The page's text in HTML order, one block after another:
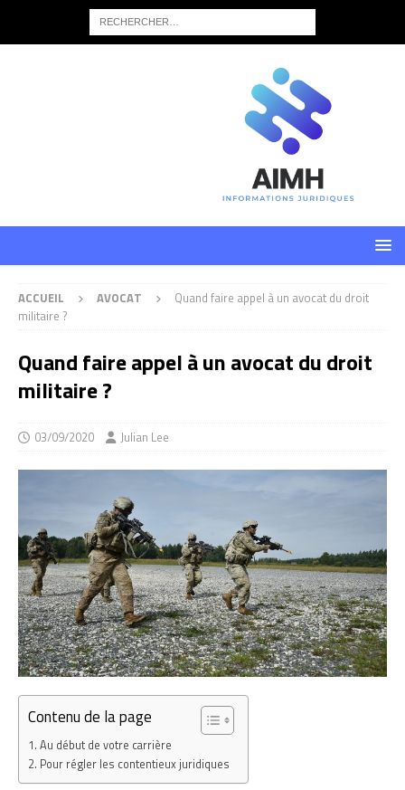
ACCUEIL AVOCAT
Quand faire appel à un avocat du droit
militaire ?
Quand faire appel à un avocat du droit
militaire ?
03/09/2020 Julian Lee
Contenu de la page
Au début de votre carrière
Pour régler les contentieux juridiques